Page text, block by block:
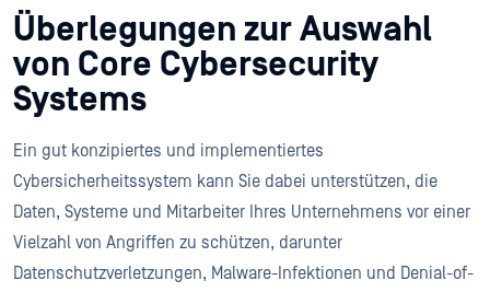
Überlegungen zur Auswahl
von Core Cybersecurity
Systems
Ein gut konzipiertes und implementiertes
Cybersicherheitssystem kann Sie dabei unterstützen, die
Daten, Systeme und Mitarbeiter Ihres Unternehmens vor einer
Vielzahl von Angriffen zu schützen, darunter
Datenschutzverletzungen, Malware-Infektionen und Denial-of-